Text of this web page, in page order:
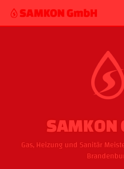
Skip
SAMKON
Gas, Heizung und Sanitär